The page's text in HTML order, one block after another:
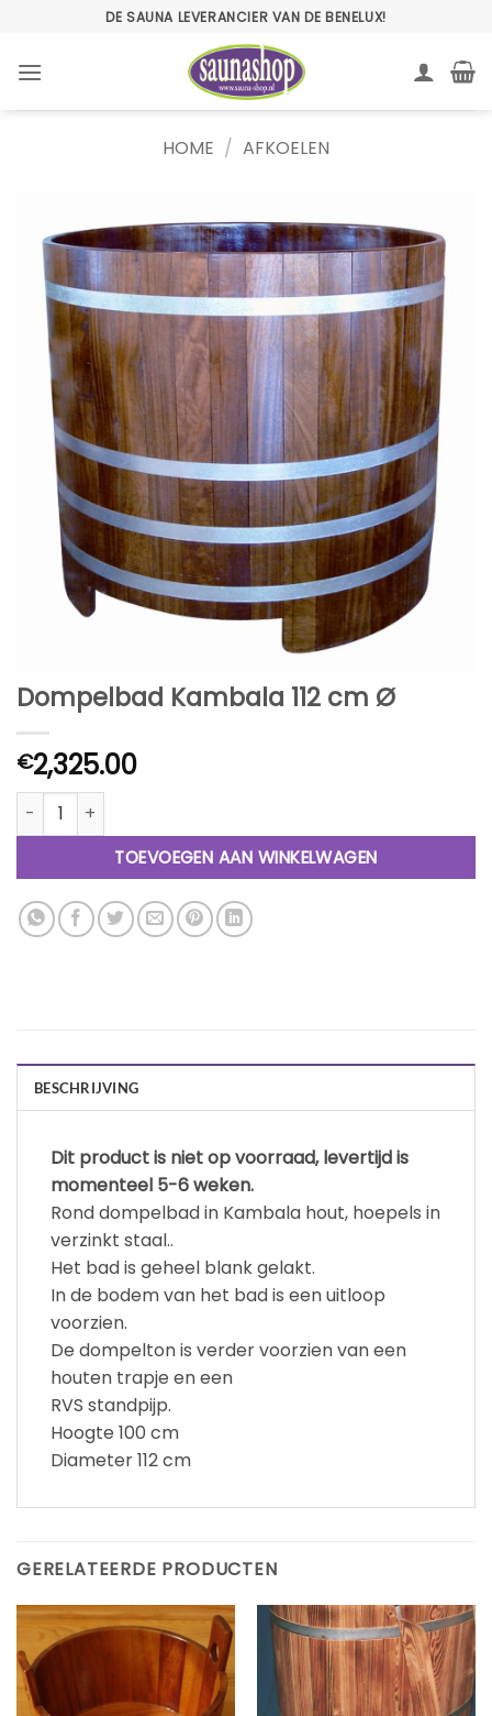
inhoud
DE SAUNA LEVERANCIER VAN DE BENELUX!
HOME / AFKOELEN
Dompelbad Kambala 112 cm Ø
€2,325.00
Dompelbad Kambala 112 cm Ø aantal
TOEVOEGEN AAN WINKELWAGEN
BESCHRIJVING
Dit product is niet op voorraad, levertijd is
momenteel 5-6 weken.
Rond dompelbad in Kambala hout, hoepels in
verzinkt staal..
Het bad is geheel blank gelakt.
In de bodem van het bad is een uitloop
voorzien.
De dompelton is verder voorzien van een
houten trapje en een
RVS standpijp.
Hoogte 100 cm
Diameter 112 cm
GERELATEERDE PRODUCTEN